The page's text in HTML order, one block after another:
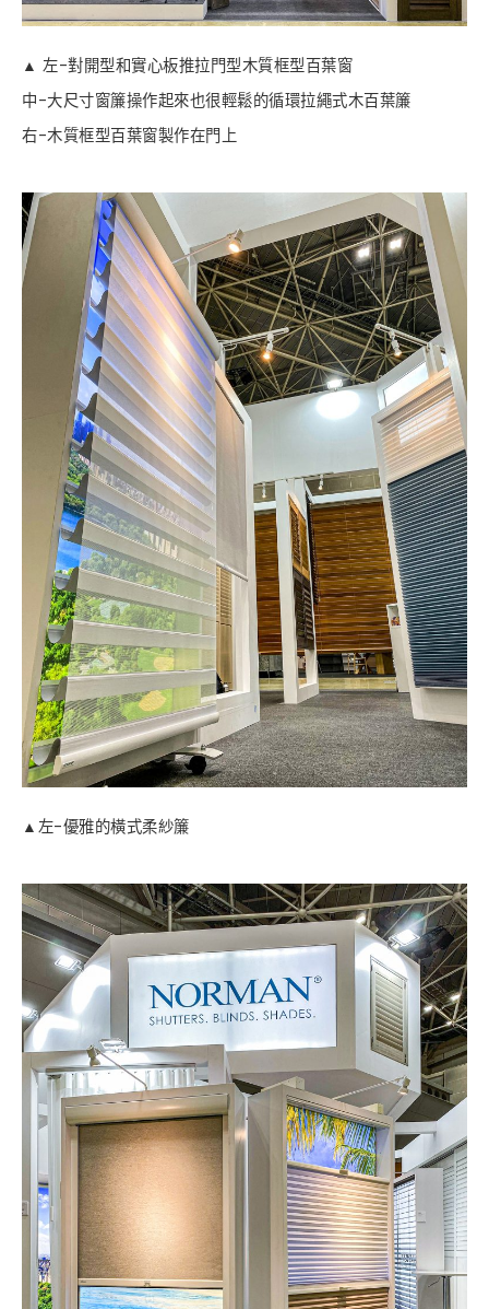
▲ 左-對開型和實心板推拉門型木質框型百葉窗
中-大尺寸窗簾操作起來也很輕鬆的循環拉繩式木百葉簾
右-木質框型百葉窗製作在門上
▲左-優雅的橫式柔紗簾